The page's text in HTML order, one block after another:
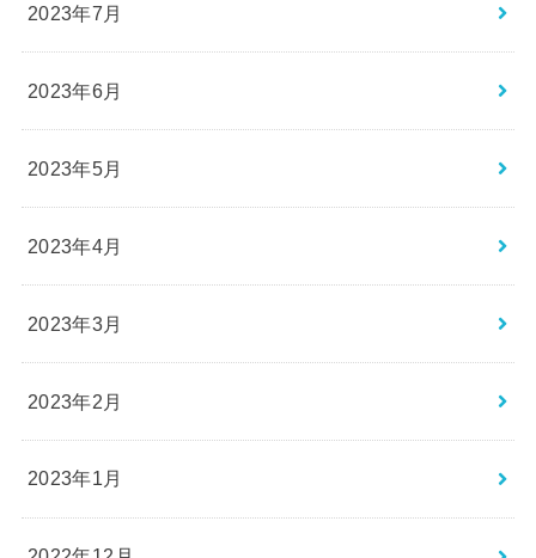
2023年7月
2023年6月
2023年5月
2023年4月
2023年3月
2023年2月
2023年1月